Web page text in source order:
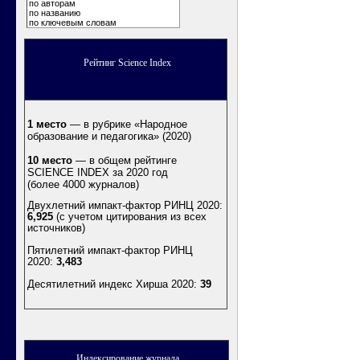
по авторам
по названию
по ключевым словам
Рейтинг Science Index
1 место — в рубрике «Народное
образование и педагогика» (2020)
10 место — в общем рейтинге
SCIENCE INDEX за 2020 год
(более 4000 журналов)
Двухлетний импакт-фактор РИНЦ 2020:
6,925 (с учетом цитирования из всех
источников)
Пятилетний импакт-фактор РИНЦ
2020: 3,483
Десятилетний индекс Хирша 2020: 39